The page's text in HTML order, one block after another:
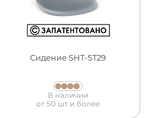
Сидение SHT-ST29
В наличии
от 50 шт и более